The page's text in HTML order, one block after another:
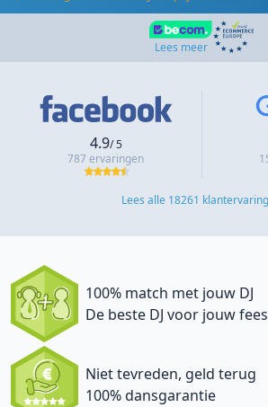
Lees meer
4.9/ 5
787 ervaringen
Lees alle 18261
100% match met jouw DJ
De beste DJ voor jouw
Niet tevreden, geld terug
100% dansgarantie